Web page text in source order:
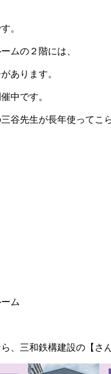
。
ムの２階には、
あります。
中です。
谷先生が長年使ってこ
ム
、三和鉄構建設の【さ